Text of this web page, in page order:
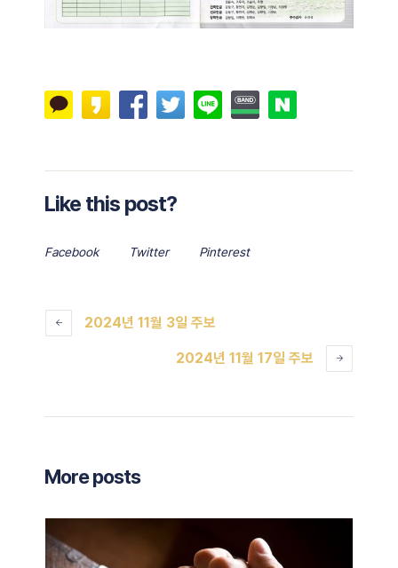
Like this post?
Facebook Twitter Pinterest
2024년 11월 3일 주보
2024년 11월 17일 주보
More posts